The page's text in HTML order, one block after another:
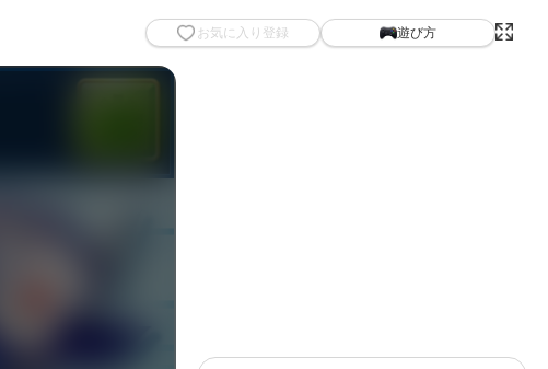
お気に入り登録 遊び方